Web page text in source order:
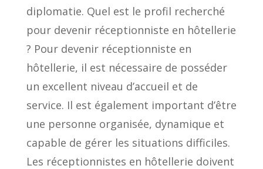
diplomatie. Quel est le profil recherché
pour devenir réceptionniste en hôtellerie
? Pour devenir réceptionniste en
hôtellerie, il est nécessaire de posséder
un excellent niveau d’accueil et de
service. Il est également important d’être
une personne organisée, dynamique et
capable de gérer les situations difficiles.
Les réceptionnistes en hôtellerie doivent